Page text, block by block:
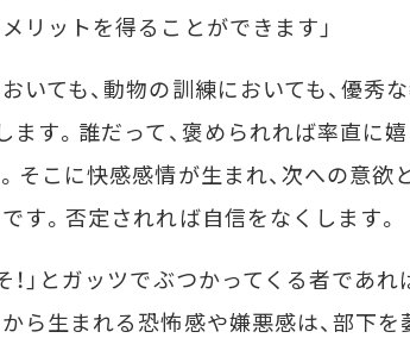
リットを得ることができます」
いても、動物の訓練においても、優秀
ます。誰だって、褒められれば率直に
そこに快感感情が生まれ、次への意欲
す。否定されれば自信をなくします。
！」とガッツでぶつかってくる者であ
ら生まれる恐怖感や嫌悪感は、部下